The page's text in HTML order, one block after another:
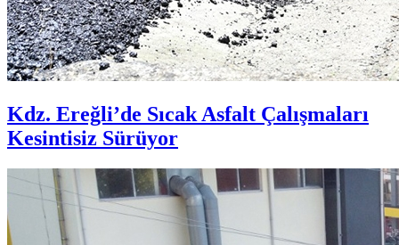
Kdz. Ereğli’de Sıcak Asfalt Çalışmaları
Kesintisiz Sürüyor